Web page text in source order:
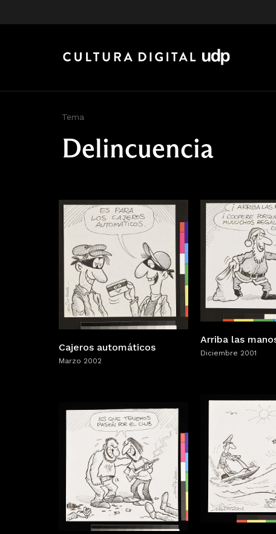
Tema
Delincuencia
Cajeros automáticos
Marzo 2002
Arriba las
Diciembre 2001